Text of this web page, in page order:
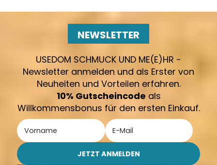
NEWSLETTER
USEDOM SCHMUCK UND ME(E)HR -
Newsletter anmelden und als Erster von
Neuheiten und Vorteilen erfahren.
10% Gutscheincode als
Willkommensbonus für den ersten Einkauf.